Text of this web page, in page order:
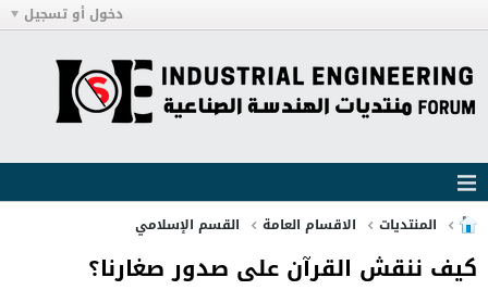
دخول أو تسجيل
المنتديات الاقسام العامة القسم الإسلامي
كيف ننقش القرآن على صدور صغارنا؟